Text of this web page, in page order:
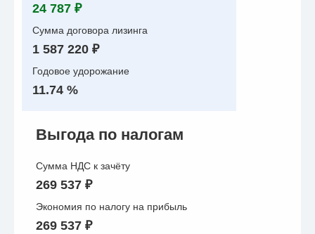
24 787 ₽
Сумма договора лизинга
1 587 220 ₽
Годовое удорожание
11.74 %
Выгода по налогам
Сумма НДС к зачёту
269 537 ₽
Экономия по налогу на прибыль
269 537 ₽